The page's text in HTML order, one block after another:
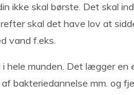
ikke skal børste. Det skal
skal det have lov at
vand f.eks.
hele munden. Det lægger
bakteriedannelse mm. og